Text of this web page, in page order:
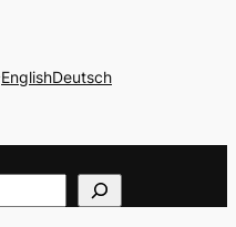
EnglishDeutsch